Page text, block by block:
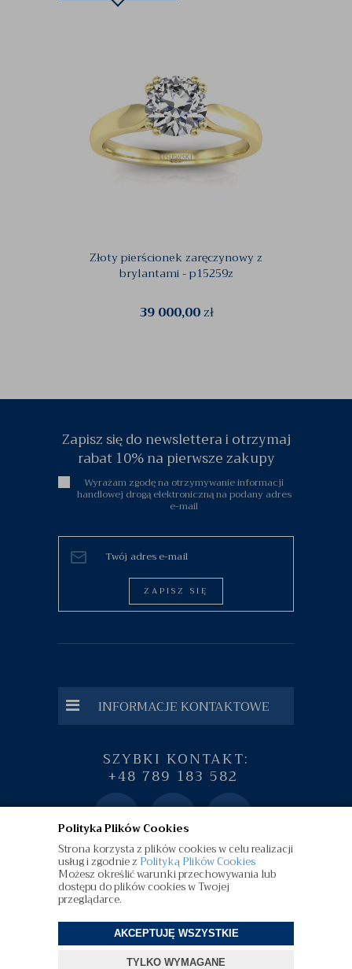
Polityka Plików Cookies
Strona korzysta z plików cookies w celu realizacji
usług i zgodnie z Polityką Plików Cookies
Możesz określić warunki przechowywania lub
dostępu do plików cookies w Twojej
przeglądarce.
AKCEPTUJĘ WSZYSTKIE
TYLKO WYMAGANE
Złoty pierścionek zaręczynowy z
brylantami - p15259z
39 000,00zł
Zapisz się do newslettera i otrzymaj
rabat 10% na pierwsze zakupy
Wyrażam zgodę na otrzymywanie informacji
handlowej drogą elektroniczną na podany adres
e-mail
ZAPISZ SIĘ
INFORMACJE KONTAKTOWE
SZYBKI KONTAKT:
+48 789 183 582
diamenty.pl | Wszelkie Prawa Zastrzeżone